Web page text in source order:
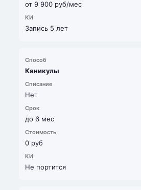
от 9 900 руб/мес
Запись 5 лет
Каникулы
Нет
до 6 мес
0 руб
Не портится